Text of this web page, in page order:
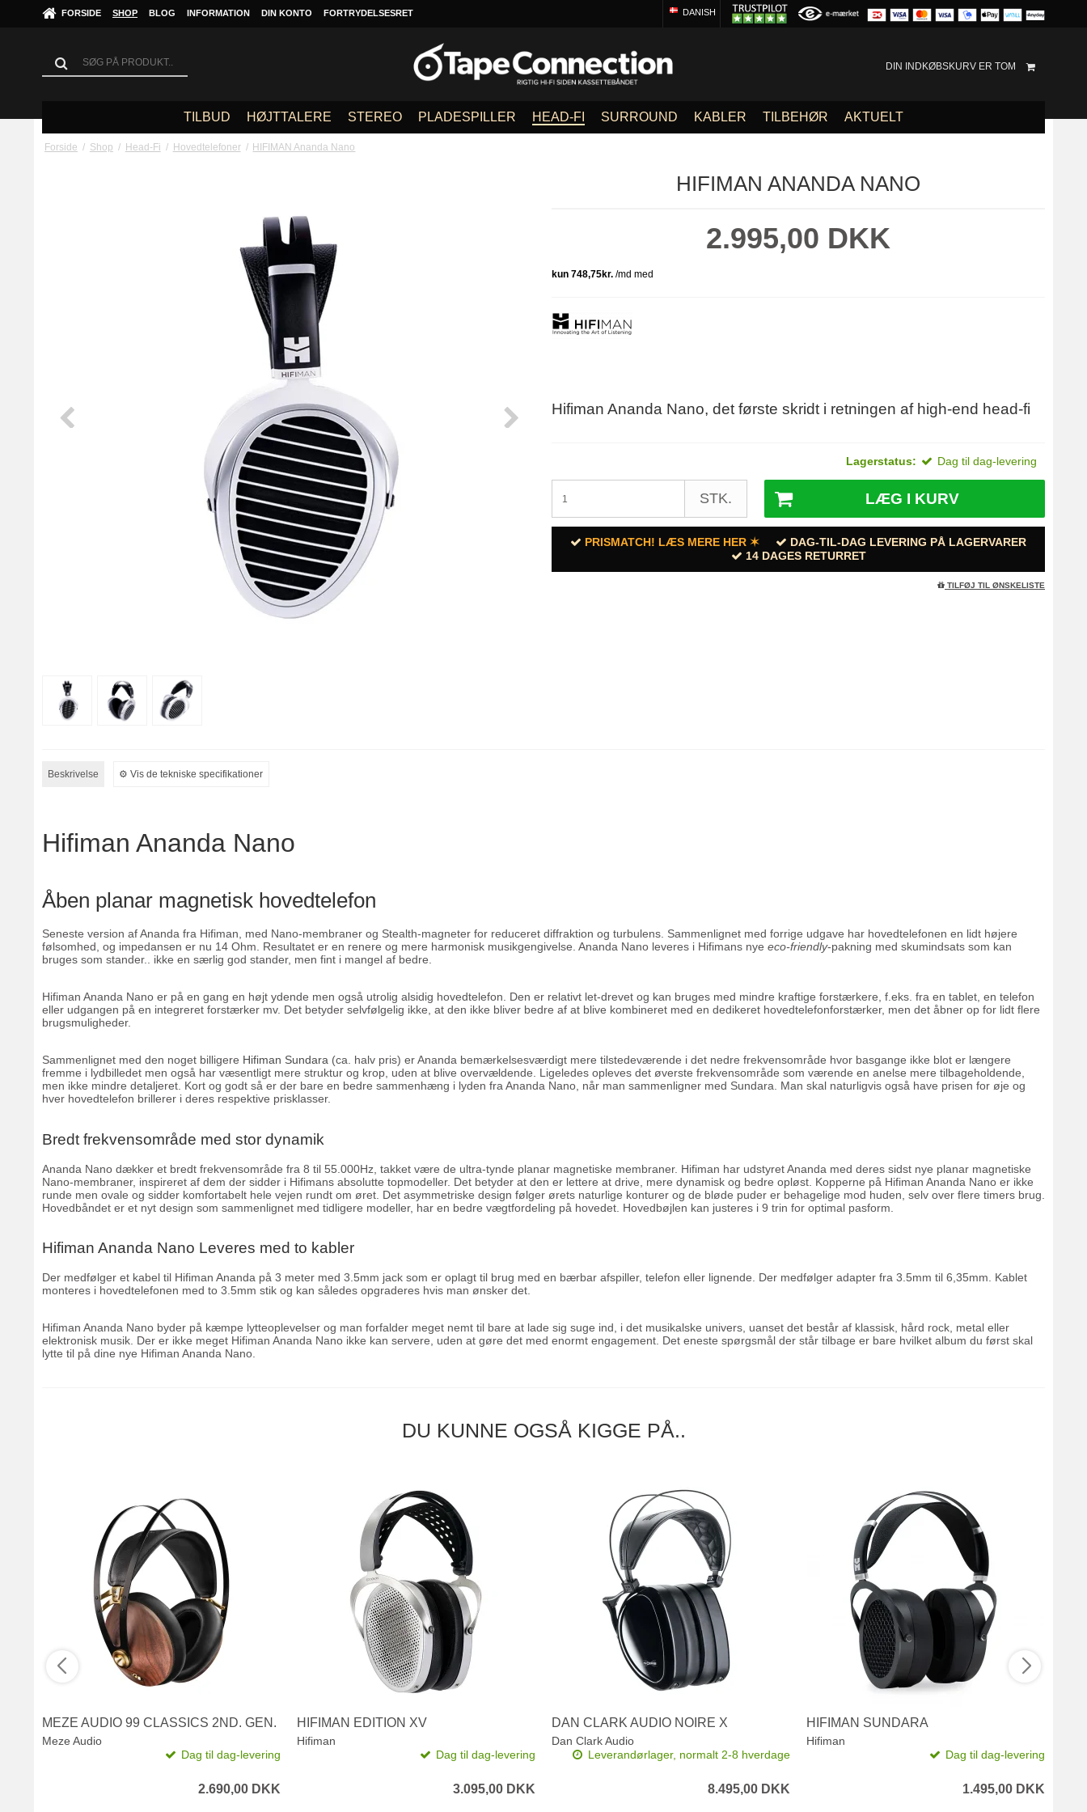
FORSIDE SHOP BLOG INFORMATION DIN KONTO FORTRYDELSESRET DANISH
DIN INDKØBSKURV ER TOM
TILBUD HØJTTALERE STEREO PLADESPILLER HEAD-FI SURROUND KABLER TILBEHØR AKTUELT
Forside / Shop / Head-Fi / Hovedtelefoner / HIFIMAN Ananda Nano
HIFIMAN ANANDA NANO
2.995,00 DKK
Hifiman Ananda Nano, det første skridt i retningen af high-end head-fi
Lagerstatus: Dag til dag-levering
STK. LÆG I KURV
PRISMATCH! LÆS MERE HER ✶
DAG-TIL-DAG LEVERING PÅ LAGERVARER
14 DAGES RETURRET
TILFØJ TIL ØNSKELISTE
Beskrivelse ⚙︎ Vis de tekniske specifikationer
Hifiman Ananda Nano
Åben planar magnetisk hovedtelefon
Seneste version af Ananda fra Hifiman, med Nano-membraner og Stealth-magneter for reduceret diffraktion og turbulens. Sammenlignet med forrige udgave har hovedtelefonen en lidt højere
følsomhed, og impedansen er nu 14 Ohm. Resultatet er en renere og mere harmonisk musikgengivelse. Ananda Nano leveres i Hifimans nye eco-friendly-pakning med skumindsats som kan
bruges som stander.. ikke en særlig god stander, men fint i mangel af bedre.
Hifiman Ananda Nano er på en gang en højt ydende men også utrolig alsidig hovedtelefon. Den er relativt let-drevet og kan bruges med mindre kraftige forstærkere, f.eks. fra en tablet, en telefon
eller udgangen på en integreret forstærker mv. Det betyder selvfølgelig ikke, at den ikke bliver bedre af at blive kombineret med en dedikeret hovedtelefonforstærker, men det åbner op for lidt flere
brugsmuligheder.
Sammenlignet med den noget billigere Hifiman Sundara (ca. halv pris) er Ananda bemærkelsesværdigt mere tilstedeværende i det nedre frekvensområde hvor basgange ikke blot er længere
fremme i lydbilledet men også har væsentligt mere struktur og krop, uden at blive overvældende. Ligeledes opleves det øverste frekvensområde som værende en anelse mere tilbageholdende,
men ikke mindre detaljeret. Kort og godt så er der bare en bedre sammenhæng i lyden fra Ananda Nano, når man sammenligner med Sundara. Man skal naturligvis også have prisen for øje og
hver hovedtelefon brillerer i deres respektive prisklasser.
Bredt frekvensområde med stor dynamik
Ananda Nano dækker et bredt frekvensområde fra 8 til 55.000Hz, takket være de ultra-tynde planar magnetiske membraner. Hifiman har udstyret Ananda med deres sidst nye planar magnetiske
Nano-membraner, inspireret af dem der sidder i Hifimans absolutte topmodeller. Det betyder at den er lettere at drive, mere dynamisk og bedre opløst. Kopperne på Hifiman Ananda Nano er ikke
runde men ovale og sidder komfortabelt hele vejen rundt om øret. Det asymmetriske design følger ørets naturlige konturer og de bløde puder er behagelige mod huden, selv over flere timers brug.
Hovedbåndet er et nyt design som sammenlignet med tidligere modeller, har en bedre vægtfordeling på hovedet. Hovedbøjlen kan justeres i 9 trin for optimal pasform.
Hifiman Ananda Nano Leveres med to kabler
Der medfølger et kabel til Hifiman Ananda på 3 meter med 3.5mm jack som er oplagt til brug med en bærbar afspiller, telefon eller lignende. Der medfølger adapter fra 3.5mm til 6,35mm. Kablet
monteres i hovedtelefonen med to 3.5mm stik og kan således opgraderes hvis man ønsker det.
Hifiman Ananda Nano byder på kæmpe lytteoplevelser og man forfalder meget nemt til bare at lade sig suge ind, i det musikalske univers, uanset det består af klassisk, hård rock, metal eller
elektronisk musik. Der er ikke meget Hifiman Ananda Nano ikke kan servere, uden at gøre det med enormt engagement. Det eneste spørgsmål der står tilbage er bare hvilket album du først skal
lytte til på dine nye Hifiman Ananda Nano.
DU KUNNE OGSÅ KIGGE PÅ..
MEZE AUDIO 99 CLASSICS 2ND. GEN.
Meze Audio
Dag til dag-levering
2.690,00 DKK
HIFIMAN EDITION XV
Hifiman
Dag til dag-levering
3.095,00 DKK
DAN CLARK AUDIO NOIRE X
Dan Clark Audio
Leverandørlager, normalt 2-8 hverdage
8.495,00 DKK
HIFIMAN SUNDARA
Hifiman
Dag til dag-levering
1.495,00 DKK